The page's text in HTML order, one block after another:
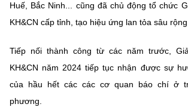
Chịu trách nhiệm nội dung: Nguyễn Thị Hải
Giám đốc Trung tâm Truyền thông Khoa học
Địa chỉ: Ban Biên tập Cổng TTĐT - 18 Nguyễn
Email:stc@mst.gov.vn
©2026 Bản quyền thuộc Bộ Khoa Học và
(Ghi rõ nguồn "https://mst.gov.vn" khi phát
Huế, Bắc Ninh... cũng đã chủ động tổ chức
KH&CN cấp tỉnh, tạo hiệu ứng lan tỏa sâu
Tiếp nối thành công từ các năm trước,
KH&CN năm 2024 tiếp tục nhận được sự
của hầu hết các các cơ quan báo chí ở
phương.